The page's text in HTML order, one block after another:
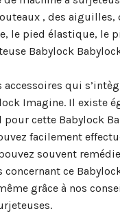
, des
le pied élastique, le
Babylock
qui
Imagine. Il existe
pour cette Babylock
facilement
souvent
ce
grâce à nos